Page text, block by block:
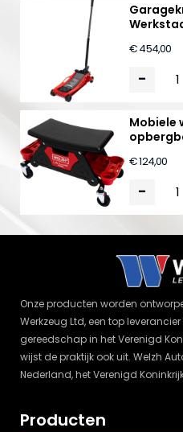
€ 454,00
-
Mobiele
€ 124,00
-
Onze producten worden
Werkzeug Ltd, een top
gereedschap in het Verenigd
wijst de praktijk ook uit. Welzh
Nederland, het Verenigd
Producten